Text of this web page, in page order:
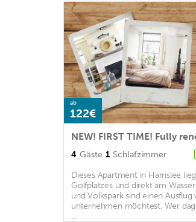
ab
122€
4 Gäste 1 Schlafzimmer
Dieses Apartment in Harrislee
Golfplatzes und direkt am
und Volkspark sind einen
unternehmen möchtest. Wer
...